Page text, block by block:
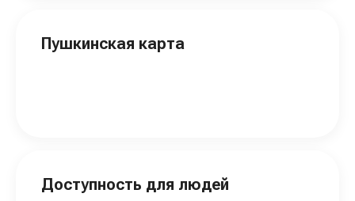
Пушкинская карта
Доступность для людей